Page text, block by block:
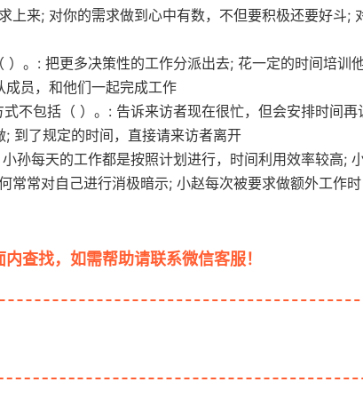
上来; 对你的需求做到心中有数，不但要积极还要好斗;
。: 把更多决策性的工作分派出去; 花一定的时间培训
员，和他们一起完成工作
不包括（ ）。: 告诉来访者现在很忙，但会安排时间再
到了规定的时间，直接请来访者离开
孙每天的工作都是按照计划进行，时间利用效率较高;
常对自己进行消极暗示; 小赵每次被要求做额外工作时
查找，如需帮助请联系微信客服！